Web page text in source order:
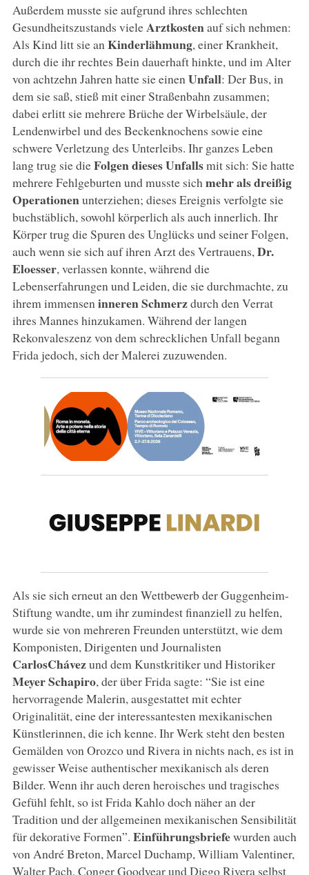
Außerdem musste sie aufgrund ihres schlechten
Gesundheitszustands vieleArztkostenauf sich nehmen:
Als Kind litt sie an Kinderlähmung, einer Krankheit,
durch die ihr rechtes Bein dauerhaft hinkte, und im Alter
von achtzehn Jahren hatte sie einen Unfall: Der Bus, in
dem sie saß, stieß mit einer Straßenbahn zusammen;
dabei erlitt sie mehrere Brüche der Wirbelsäule, der
Lendenwirbel und des Beckenknochens sowie eine
schwere Verletzung des Unterleibs. Ihr ganzes Leben
lang trug sie dieFolgen dieses Unfallsmit sich: Sie hatte
mehrere Fehlgeburten und musste sich mehr als dreißig
Operationenunterziehen; dieses Ereignis verfolgte sie
buchstäblich, sowohl körperlich als auch innerlich. Ihr
Körper trug die Spuren des Unglücks und seiner Folgen,
auch wenn sie sich auf ihren Arzt des Vertrauens, Dr.
Eloesser, verlassen konnte, während die
Lebenserfahrungen und Leiden, die sie durchmachte, zu
ihrem immensen inneren Schmerzdurch den Verrat
ihres Mannes hinzukamen. Während der langen
Rekonvaleszenz von dem schrecklichen Unfall begann
Frida jedoch, sich der Malerei zuzuwenden.
Als sie sich erneut an den Wettbewerb der Guggenheim-
Stiftung wandte, um ihr zumindest finanziell zu helfen,
wurde sie von mehreren Freunden unterstützt, wie dem
Komponisten, Dirigenten und Journalisten
CarlosChávezund dem Kunstkritiker und Historiker
Meyer Schapiro, der über Frida sagte: “Sie ist eine
hervorragende Malerin, ausgestattet mit echter
Originalität, eine der interessantesten mexikanischen
Künstlerinnen, die ich kenne. Ihr Werk steht den besten
Gemälden von Orozco und Rivera in nichts nach, es ist in
gewisser Weise authentischer mexikanisch als deren
Bilder. Wenn ihr auch deren heroisches und tragisches
Gefühl fehlt, so ist Frida Kahlo doch näher an der
Tradition und der allgemeinen mexikanischen Sensibilität
für dekorative Formen”. Einführungsbriefewurden auch
von André Breton, Marcel Duchamp, William Valentiner,
Walter Pach, Conger Goodyear und Diego Rivera selbst